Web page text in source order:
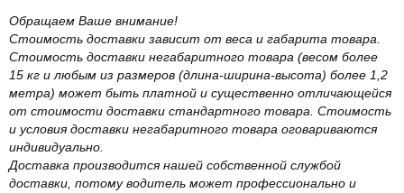
Обращаем Ваше внимание!
Стоимость доставки зависит от веса и габарита товара.
Стоимость доставки негабаритного товара (весом более
15 кг и любым из размеров (длина-ширина-высота) более 1,2
метра) может быть платной и существенно отличающейся
от стоимости доставки стандартного товара. Стоимость
и условия доставки негабаритного товара оговариваются
индивидуально.
Доставка производится нашей собственной службой
доставки, потому водитель может профессионально и